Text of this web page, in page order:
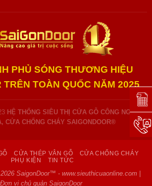
PHỦ SÓNG THƯƠNG HIỆU
TRÊN TOÀN QUỐC NĂM 2025
HỆ THỐNG SIÊU THỊ CỬA GỖ CÔNG NGHIỆP,
CỬA CHỐNG CHÁY SAIGONDOOR®
CỬA THÉP VÂN GỖ
CỬA CHỐNG CHÁY
PHỤ KIỆN
TIN TỨC
SaigonDoor™ - www.sieuthicuaonline.com |
Đơn vị chủ quản SaigonDoor
Đặt